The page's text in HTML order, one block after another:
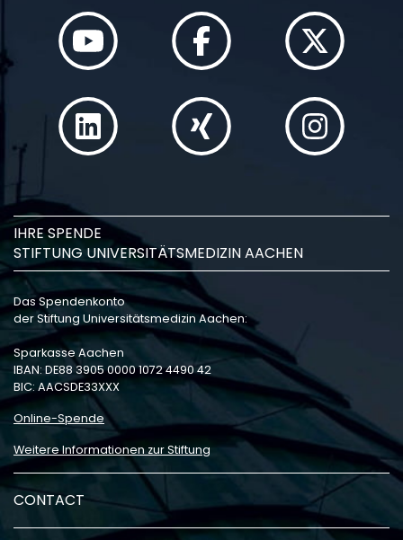
IHRE SPENDE
STIFTUNG UNIVERSITÄTSMEDIZIN AACHEN
Das Spendenkonto
der Stiftung Universitätsmedizin Aachen:
Sparkasse Aachen
IBAN: DE88 3905 0000 1072 4490 42
BIC: AACSDE33XXX
Online-Spende
Weitere Informationen zur Stiftung
CONTACT